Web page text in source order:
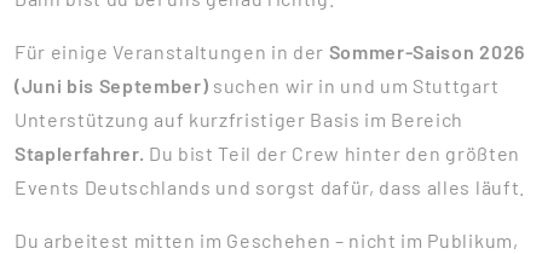
Für einige Veranstaltungen in der Sommer-Saison 2026
(Juni bis September) suchen wir in und um Stuttgart
Unterstützung auf kurzfristiger Basis im Bereich
Staplerfahrer. Du bist Teil der Crew hinter den größten
Events Deutschlands und sorgst dafür, dass alles läuft.
Du arbeitest mitten im Geschehen – nicht im Publikum,